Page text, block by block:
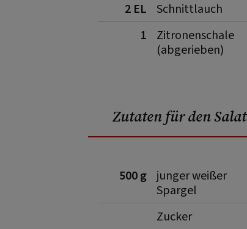
2 EL
Schnittlauch
1
Zitronenschale
(abgerieben)
Zutaten für den Salat
500 g
junger weißer
Spargel
Zucker